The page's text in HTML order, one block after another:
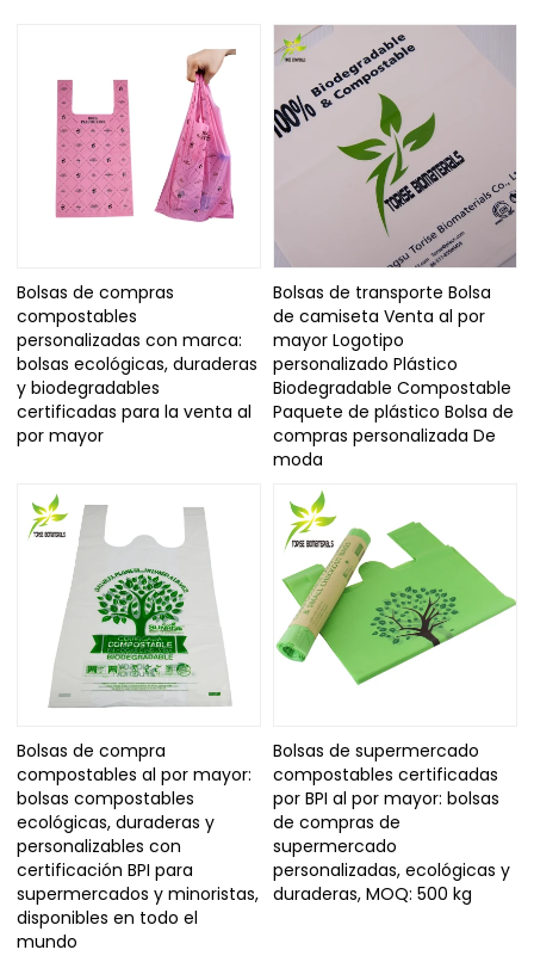
Bolsas de compras
compostables
personalizadas con marca:
bolsas ecológicas, duraderas
y biodegradables
certificadas para la venta al
por mayor
Bolsas de transporte Bolsa
de camiseta Venta al por
mayor Logotipo
personalizado Plástico
Biodegradable Compostable
Paquete de plástico Bolsa de
compras personalizada De
moda
Bolsas de compra
compostables al por mayor:
bolsas compostables
ecológicas, duraderas y
personalizables con
certificación BPI para
supermercados y minoristas,
disponibles en todo el
mundo
Bolsas de supermercado
compostables certificadas
por BPI al por mayor: bolsas
de compras de
supermercado
personalizadas, ecológicas y
duraderas, MOQ: 500 kg